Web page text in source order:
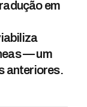
em
— um
anteriores.